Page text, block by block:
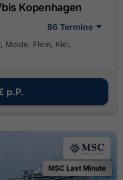
Kopenhagen
86 Termine
Molde, Flem, Kiel,
p.P.
MSC Last Minute